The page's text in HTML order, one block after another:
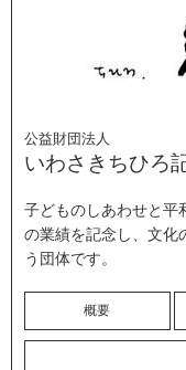
公益財団法人
いわさきちひろ
子どものしあわせと平
の業績を記念し、文化
う団体です。
概要